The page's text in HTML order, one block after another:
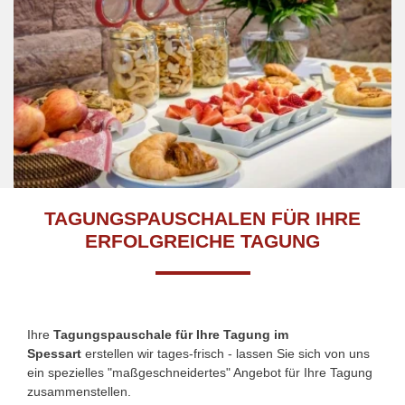
TAGUNGSPAUSCHALEN FÜR IHRE
ERFOLGREICHE TAGUNG
Ihre Tagungspauschale für Ihre Tagung im
Spessart erstellen wir tages-frisch - lassen Sie sich von uns
ein spezielles "maßgeschneidertes" Angebot für Ihre Tagung
zusammenstellen.